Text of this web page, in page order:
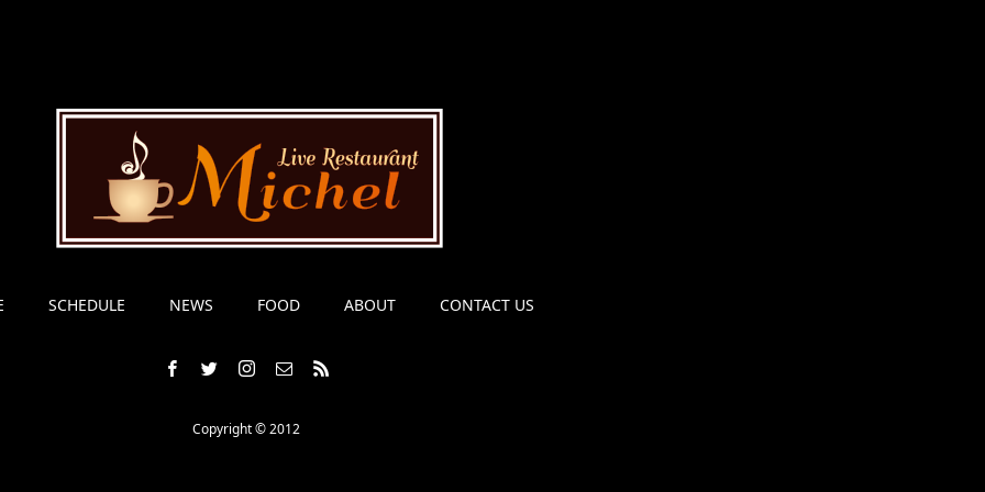
SCHEDULE NEWS FOOD ABOUT CONTACT US
Copyright © 2012